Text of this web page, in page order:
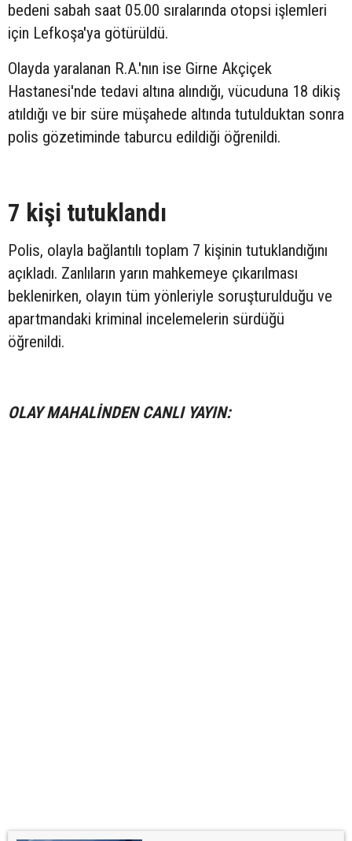
bedeni sabah saat 05.00 sıralarında otopsi işlemleri
için Lefkoşa'ya götürüldü.
Olayda yaralanan R.A.'nın ise Girne Akçiçek
Hastanesi'nde tedavi altına alındığı, vücuduna 18 dikiş
atıldığı ve bir süre müşahede altında tutulduktan sonra
polis gözetiminde taburcu edildiği öğrenildi.
7 kişi tutuklandı
Polis, olayla bağlantılı toplam 7 kişinin tutuklandığını
açıkladı. Zanlıların yarın mahkemeye çıkarılması
beklenirken, olayın tüm yönleriyle soruşturulduğu ve
apartmandaki kriminal incelemelerin sürdüğü
öğrenildi.
OLAY MAHALİNDEN CANLI YAYIN: